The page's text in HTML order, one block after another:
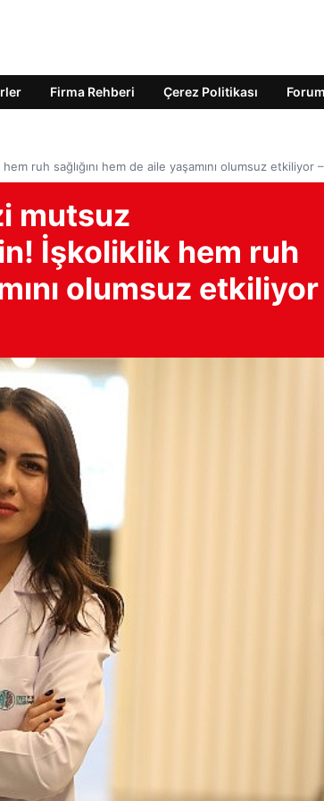
Firma Rehberi Çerez Politikası Forum
ruh sağlığını hem de aile yaşamını olumsuz etkiliyor
mutsuz
İşkoliklik hem ruh
olumsuz etkiliyor